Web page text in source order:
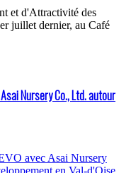
et d'Attractivité des
juillet dernier, au Café
Nursery Co., Ltd. autour